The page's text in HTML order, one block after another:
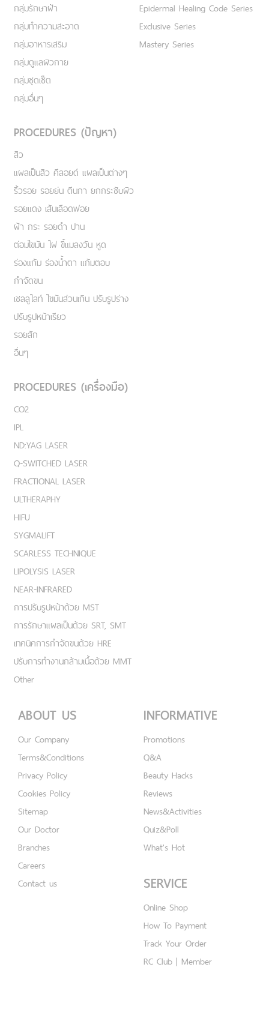
กลุ่มรักษาฝ้า
กลุ่มทำความสะอาด
กลุ่มอาหารเสริม
กลุ่มดูแลผิวกาย
กลุ่มชุดเซ็ต
กลุ่มอื่นๆ
Epidermal Healing Code Series
Exclusive Series
Mastery Series
PROCEDURES (ปัญหา)
สิว
แผลเป็นสิว คีลอยด์ แผลเป็นต่างๆ
ริ้วรอย รอยย่น ตีนกา ยกกระชับผิว
รอยแดง เส้นเลือดฟอย
ฝ้า กระ รอยดำ ปาน
ต่อมไขมัน ไฝ ขี้แมลงวัน หูด
ร่องแก้ม ร่องน้ำตา แก้มตอบ
กำจัดขน
เชลลูไลท์ ไขมันส่วนเกิน ปรับรูปร่าง
ปรับรูปหน้าเรียว
รอยสัก
อื่นๆ
PROCEDURES (เครื่องมือ)
CO2
IPL
ND:YAG LASER
Q-SWITCHED LASER
FRACTIONAL LASER
ULTHERAPHY
HIFU
SYGMALIFT
SCARLESS TECHNIQUE
LIPOLYSIS LASER
NEAR-INFRARED
การปรับรูปหน้าด้วย MST
การรักษาแผลเป็นด้วย SRT, SMT
เทคนิคการกำจัดขนด้วย HRE
ปรับการทำงานกล้ามเนื้อด้วย MMT
Other
ABOUT US
Our Company
Terms&Conditions
Privacy Policy
Cookies Policy
Sitemap
Our Doctor
Branches
Careers
Contact us
INFORMATIVE
Promotions
Q&A
Beauty Hacks
Reviews
News&Activities
Quiz&Poll
What's Hot
SERVICE
Online Shop
How To Payment
Track Your Order
RC Club | Member